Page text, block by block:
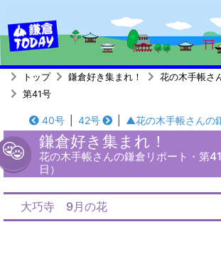
トップ 鎌倉好き集まれ！
花の木手帳さ
第41号
40号 42号 ▲花の木手帳さんの
鎌倉好き集まれ！
花の木手帳さんの鎌倉リポート・第
日）
大巧寺 9月の花